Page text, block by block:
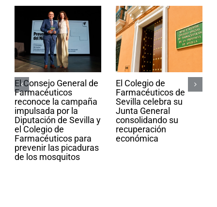
El Consejo General de
Farmacéuticos
reconoce la campaña
impulsada por la
Diputación de Sevilla y
el Colegio de
Farmacéuticos para
prevenir las picaduras
de los mosquitos
El Colegio de
Farmacéuticos de
Sevilla celebra su
Junta General
consolidando su
recuperación
económica